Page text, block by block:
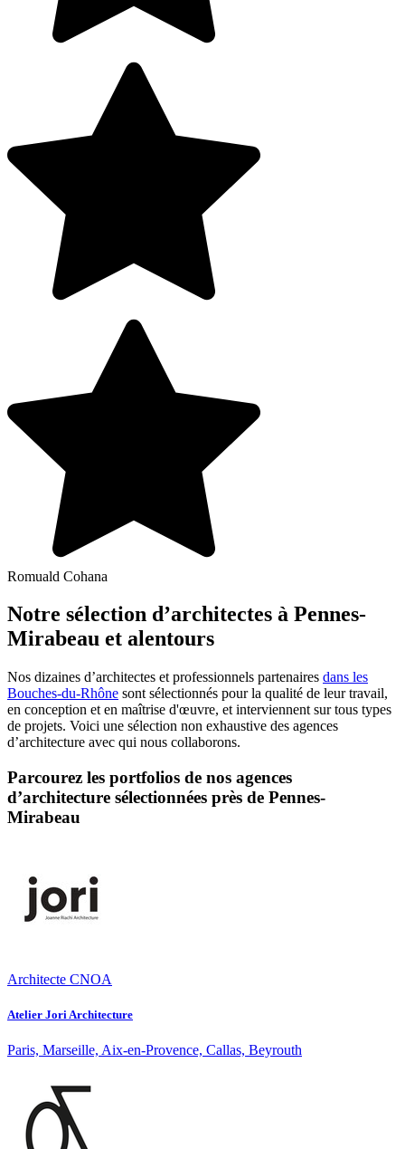
Romuald Cohana
Notre sélection d’architectes à Pennes-
Mirabeau et alentours
Nos dizaines d’architectes et professionnels partenaires dans les
Bouches-du-Rhône sont sélectionnés pour la qualité de leur travail,
en conception et en maîtrise d'œuvre, et interviennent sur tous types
de projets. Voici une sélection non exhaustive des agences
d’architecture avec qui nous collaborons.
Parcourez les portfolios de nos agences
d’architecture sélectionnées près de Pennes-
Mirabeau
Architecte CNOA
Atelier Jori Architecture
Paris, Marseille, Aix-en-Provence, Callas, Beyrouth